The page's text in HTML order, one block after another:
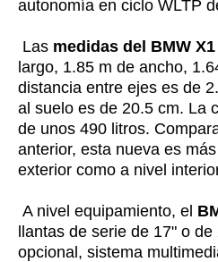
autonomía en ciclo WLTP
Las medidas del BMW X1
largo, 1.85 m de ancho,
distancia entre ejes es de
al suelo es de 20.5 cm. La
de unos 490 litros.
anterior, esta nueva es
exterior como a nivel
A nivel equipamiento, el
llantas de serie de 17" o
opcional, sistema